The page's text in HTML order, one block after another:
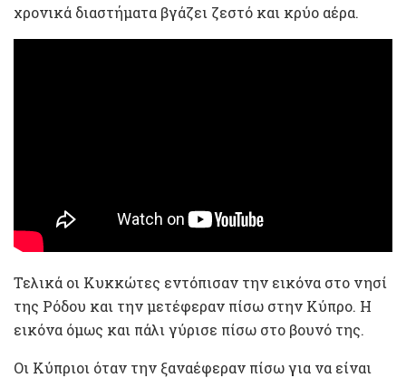
χρονικά διαστήματα βγάζει ζεστό και κρύο αέρα.
Τελικά οι Κυκκώτες εντόπισαν την εικόνα στο νησί
της Ρόδου και την μετέφεραν πίσω στην Κύπρο. Η
εικόνα όμως και πάλι γύρισε πίσω στο βουνό της.
Οι Κύπριοι όταν την ξαναέφεραν πίσω για να είναι